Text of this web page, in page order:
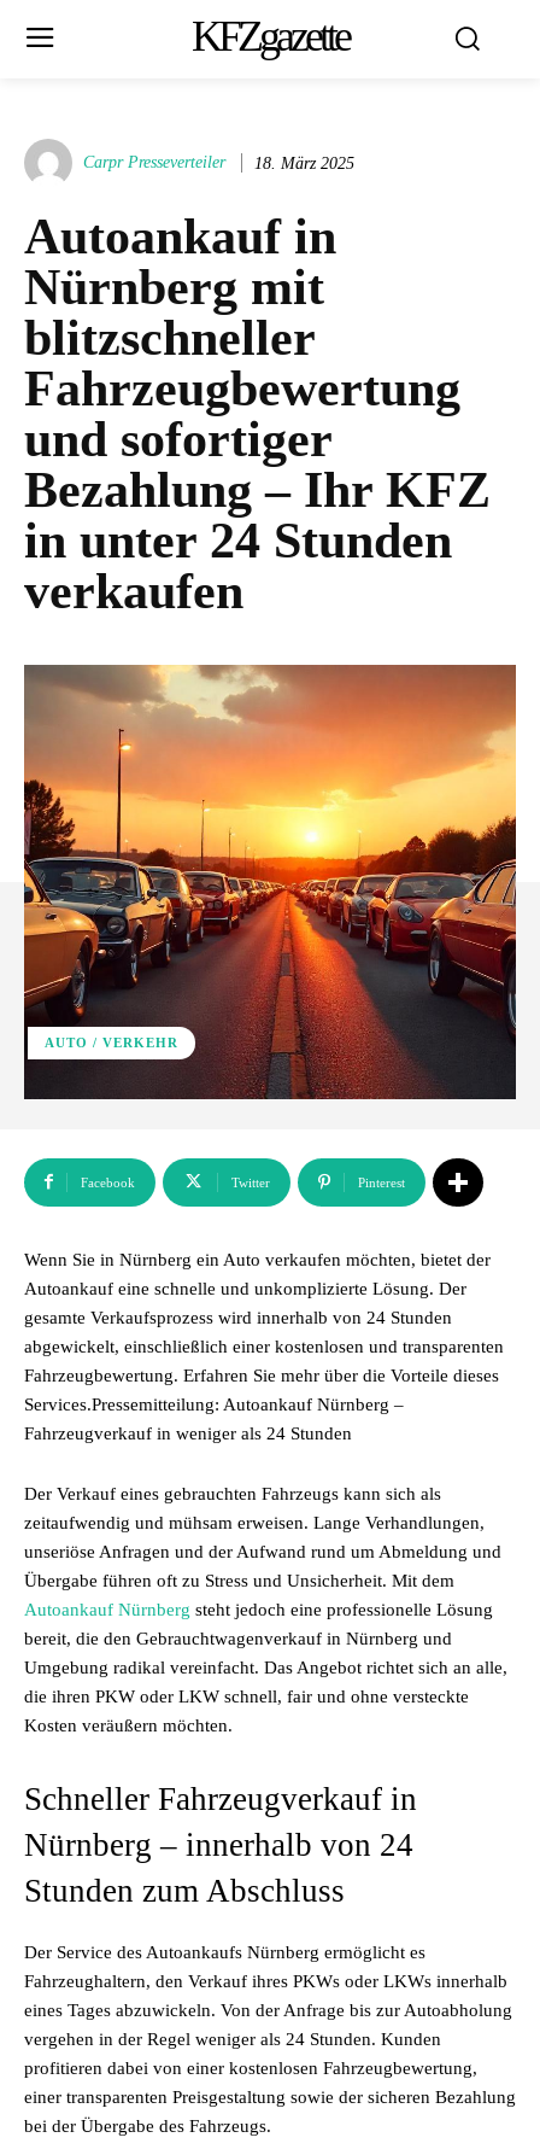
KFZgazette
Carpr Presseverteiler 18. März 2025
Autoankauf in
Nürnberg mit
blitzschneller
Fahrzeugbewertung
und sofortiger
Bezahlung – Ihr KFZ
in unter 24 Stunden
verkaufen
AUTO / VERKEHR
Facebook Twitter Pinterest
Wenn Sie in Nürnberg ein Auto verkaufen möchten, bietet der
Autoankauf eine schnelle und unkomplizierte Lösung. Der
gesamte Verkaufsprozess wird innerhalb von 24 Stunden
abgewickelt, einschließlich einer kostenlosen und transparenten
Fahrzeugbewertung. Erfahren Sie mehr über die Vorteile dieses
Services.Pressemitteilung: Autoankauf Nürnberg –
Fahrzeugverkauf in weniger als 24 Stunden
Der Verkauf eines gebrauchten Fahrzeugs kann sich als
zeitaufwendig und mühsam erweisen. Lange Verhandlungen,
unseriöse Anfragen und der Aufwand rund um Abmeldung und
Übergabe führen oft zu Stress und Unsicherheit. Mit dem
Autoankauf Nürnberg steht jedoch eine professionelle Lösung
bereit, die den Gebrauchtwagenverkauf in Nürnberg und
Umgebung radikal vereinfacht. Das Angebot richtet sich an alle,
die ihren PKW oder LKW schnell, fair und ohne versteckte
Kosten veräußern möchten.
Schneller Fahrzeugverkauf in
Nürnberg – innerhalb von 24
Stunden zum Abschluss
Der Service des Autoankaufs Nürnberg ermöglicht es
Fahrzeughaltern, den Verkauf ihres PKWs oder LKWs innerhalb
eines Tages abzuwickeln. Von der Anfrage bis zur Autoabholung
vergehen in der Regel weniger als 24 Stunden. Kunden
profitieren dabei von einer kostenlosen Fahrzeugbewertung,
einer transparenten Preisgestaltung sowie der sicheren Bezahlung
bei der Übergabe des Fahrzeugs.